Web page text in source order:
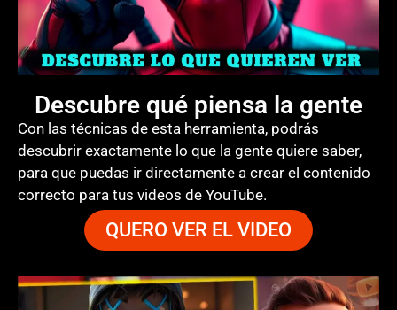
Descubre qué piensa la gente
Con las técnicas de esta herramienta, podrás
descubrir exactamente lo que la gente quiere saber,
para que puedas ir directamente a crear el contenido
correcto para tus videos de YouTube.
QUERO VER EL VIDEO